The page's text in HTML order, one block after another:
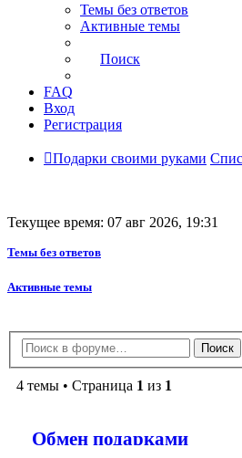
Темы без ответов
Активные темы
Поиск
FAQ
Вход
Регистрация
Подарки своими руками
Текущее время: 07 авг 2026, 19:31
Темы без ответов
Активные темы
Поиск
4 темы • Страница 1 из 1
Обмен подарками